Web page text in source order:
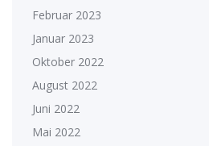
Februar 2023
Januar 2023
Oktober 2022
August 2022
Juni 2022
Mai 2022